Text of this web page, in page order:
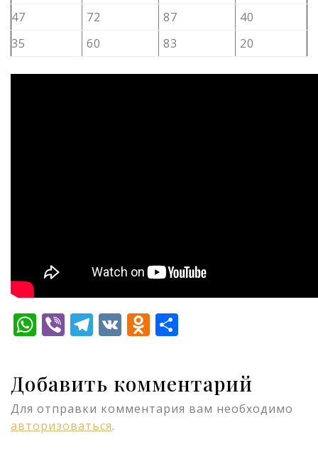
47
72 87
40
35
60 83 20
WhatsApp
ViberTelegram
VKOdnoklassniki
Добавить комментарий
Для отправки комментария вам необходимо
авторизоваться.